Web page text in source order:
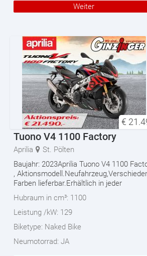
Weiter
€
Tuono V4 1100 Factory
Aprilia
St. Pölten
Baujahr: 2023Aprilia Tuono V4 1100
,
Farben lieferbar.Erhältlich in jeder
Hubraum in cm³: 1100
Leistung /kW: 129
Biketype: Naked Bike
Neumotorrad: JA